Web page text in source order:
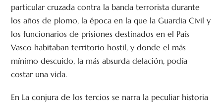
particular cruzada contra la banda terrorista durante
los años de plomo, la época en la que la Guardia Civil y
los funcionarios de prisiones destinados en el País
Vasco habitaban territorio hostil, y donde el más
mínimo descuido, la más absurda delación, podía
costar una vida.
En La conjura de los tercios se narra la peculiar historia